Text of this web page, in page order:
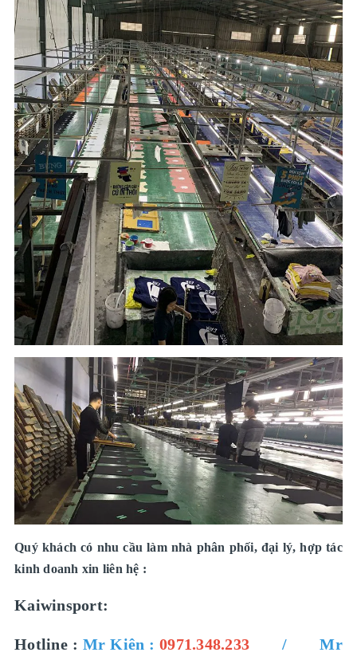
Quý khách có nhu cầu làm nhà phân phối, đại lý, hợp tác
kinh doanh xin liên hệ :
Kaiwinsport:
Hotline : Mr Kiên :0971.348.233
/ Mr